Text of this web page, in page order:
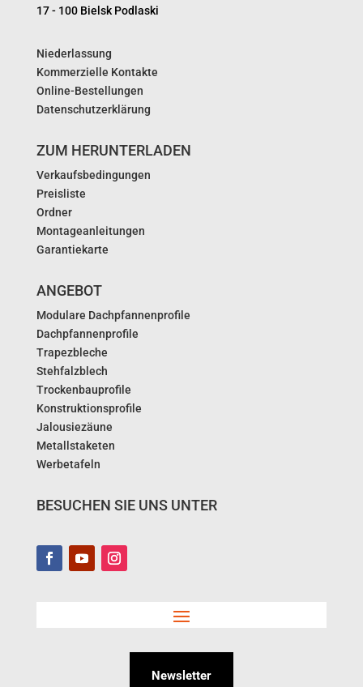
17 - 100 Bielsk Podlaski
Niederlassung
Kommerzielle Kontakte
Online-Bestellungen
Datenschutzerklärung
ZUM HERUNTERLADEN
Verkaufsbedingungen
Preisliste
Ordner
Montageanleitungen
Garantiekarte
ANGEBOT
Modulare Dachpfannenprofile
Dachpfannenprofile
Trapezbleche
Stehfalzblech
Trockenbauprofile
Konstruktionsprofile
Jalousiezäune
Metallstaketen
Werbetafeln
BESUCHEN SIE UNS UNTER
Newsletter